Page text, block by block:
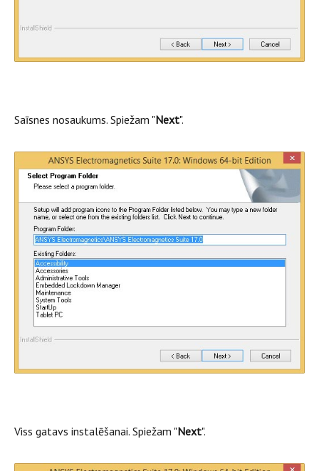
Saīsnes nosaukums. Spiežam "Next".
Viss gatavs instalēšanai. Spiežam "Next".